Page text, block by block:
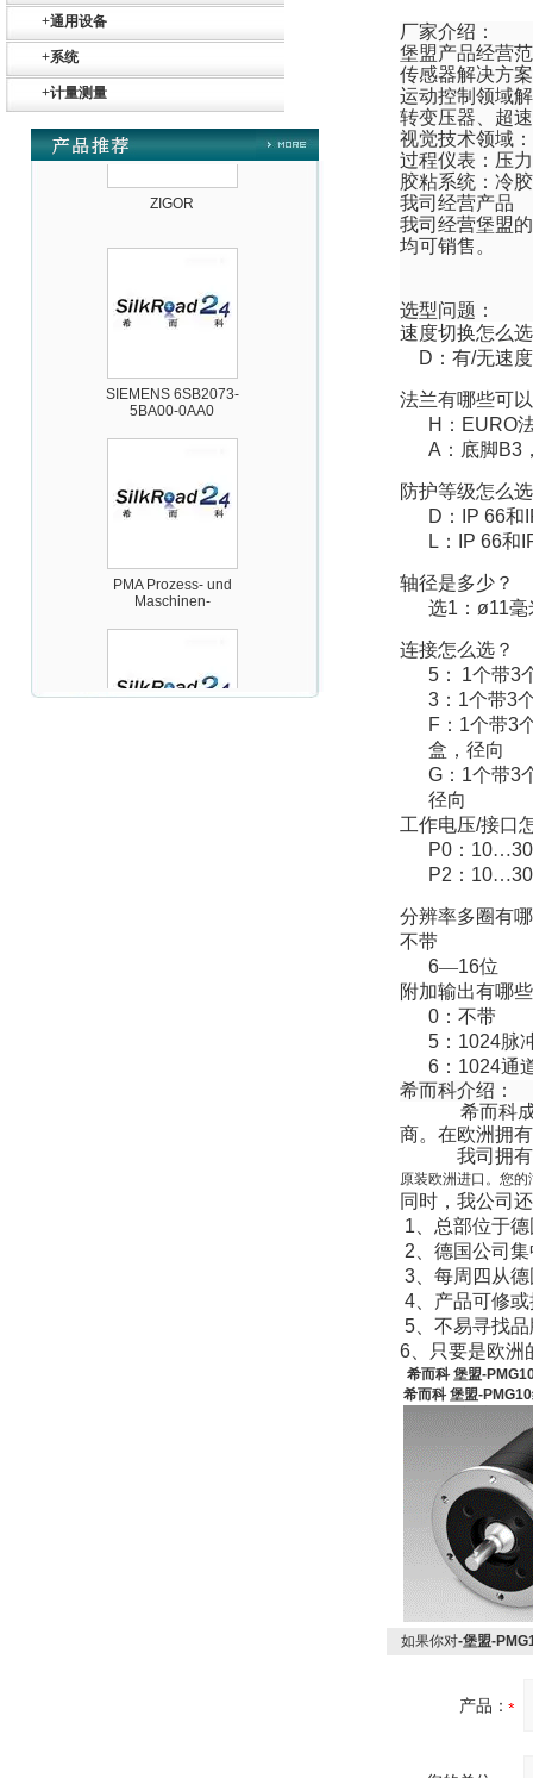
+通用设备
+系统
+计量测量
5BA00-0AA0
Maschinen-
Automation GmbH
厂家介绍：
堡盟产品经营
传感器解决方
运动控制领域
转变压器、超
视觉技术领域
过程仪表：压
胶粘系统：冷
我司经营产品
我司经营堡盟
均可销售。
选型问题：
速度切换怎么
D ：有/无速
法兰有哪些可
H ： EURO
A ：底脚B3
防护等级怎么
D ： IP 66和
L ： IP 66和
轴径是多少？
选1 ： ø11毫
连接怎么选？
5 ： 1个带3
3 ： 1个带3
F ： 1个带3
盒，径向
G ： 1个带3
径向
工作电压/接口
P0 ： 10…
P2 ： 10…
分辨率多圈有
不带
6—16位
附加输出有哪
0 ：不带
5 ： 1024脉
6 ： 1024通
希而科介绍：
希而科
商。在欧洲拥
我司拥
原装欧洲进口 。您的
同时，我公司
1 、总部位于
2 、德国公司
3 、每周四从
4 、产品可修
5 、不易寻找
6 、只要是欧
希而科 堡盟-
希而科 堡盟-
如果你对-堡盟-
产品：